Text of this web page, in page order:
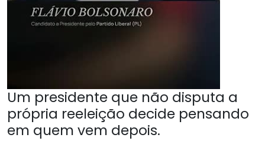
Um presidente que não disputa a
própria reeleição decide pensando
em quem vem depois.